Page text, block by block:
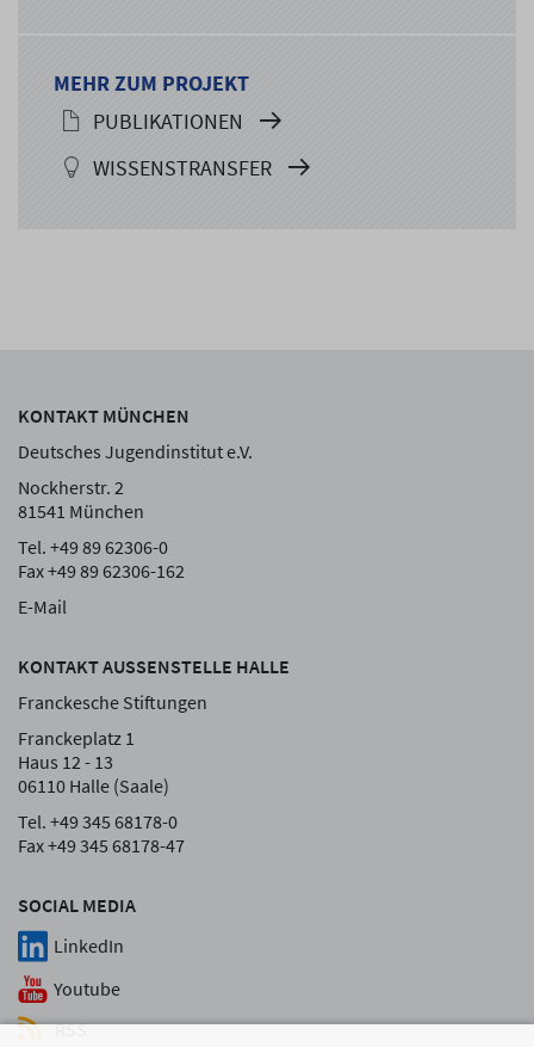
MEHR ZUM PROJEKT
PUBLIKATIONEN
WISSENSTRANSFER
SOCIAL MEDIA
LinkedIn
Youtube
RSS
KONTAKT MÜNCHEN
Deutsches Jugendinstitut e.V.
Nockherstr. 2
81541 München
Tel. +49 89 62306-0
Fax +49 89 62306-162
E-Mail
KONTAKT AUSSENSTELLE HALLE
Franckesche Stiftungen
Franckeplatz 1
Haus 12 - 13
06110 Halle (Saale)
Tel. +49 345 68178-0
Fax +49 345 68178-47